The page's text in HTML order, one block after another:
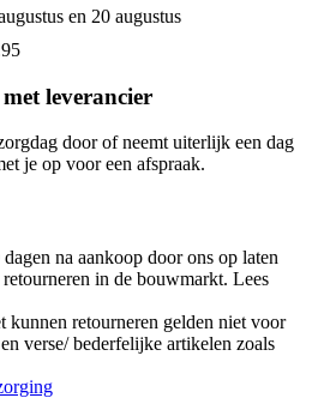
en 20 augustus
leverancier
door of neemt uiterlijk een dag
je op voor een afspraak.
na aankoop door ons op laten
retourneren in de bouwmarkt. Lees
kunnen retourneren gelden niet voor
verse/ bederfelijke artikelen zoals